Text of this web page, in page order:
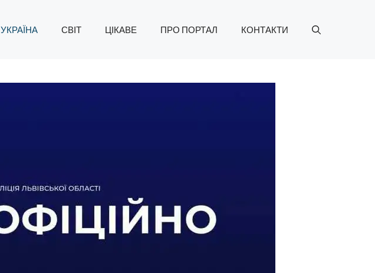
УКРАЇНА СВІТ ЦІКАВЕ ПРО ПОРТАЛ КОНТАКТИ